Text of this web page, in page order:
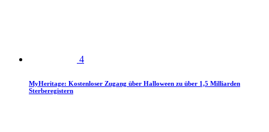
4
MyHeritage: Kostenloser Zugang über Halloween zu über 1,5 Milliarden
Sterberegistern